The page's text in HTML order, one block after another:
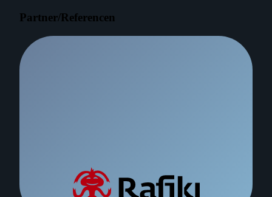
Partner/Referencen